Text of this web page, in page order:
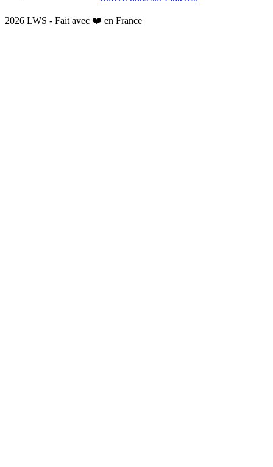
2026 LWS - Fait avec ❤️ en France